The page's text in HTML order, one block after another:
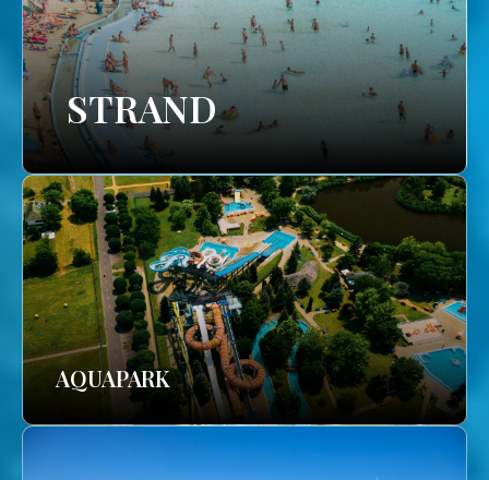
STRAND
AQUAPARK